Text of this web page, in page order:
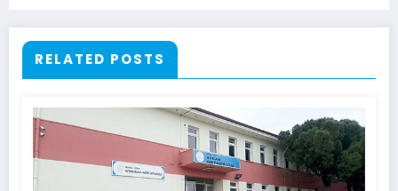
RELATED POSTS